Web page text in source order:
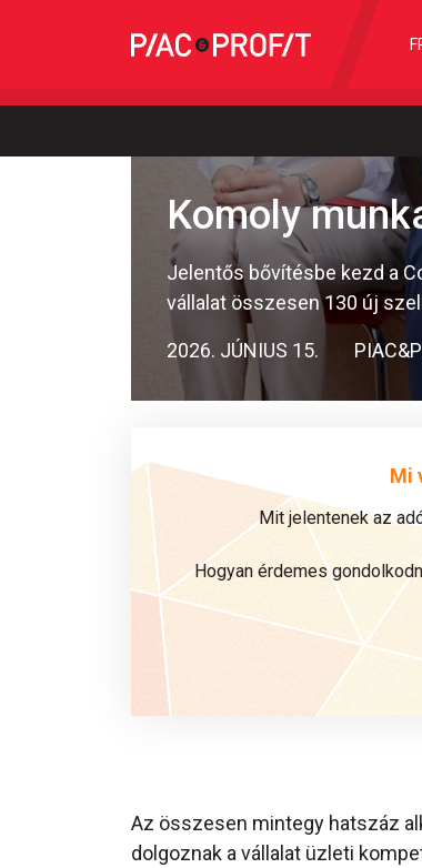
Komoly
Jelentős bővítésbe kezd a
vállalat összesen 130 új
2026. JÚNIUS 15.
Mi
Mit jelentenek az
Hogyan érdemes
Az összesen mintegy hatszáz
dolgoznak a vállalat üzleti